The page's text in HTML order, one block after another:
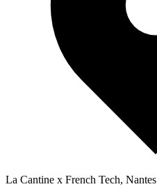
La Cantine x French Tech, Nantes